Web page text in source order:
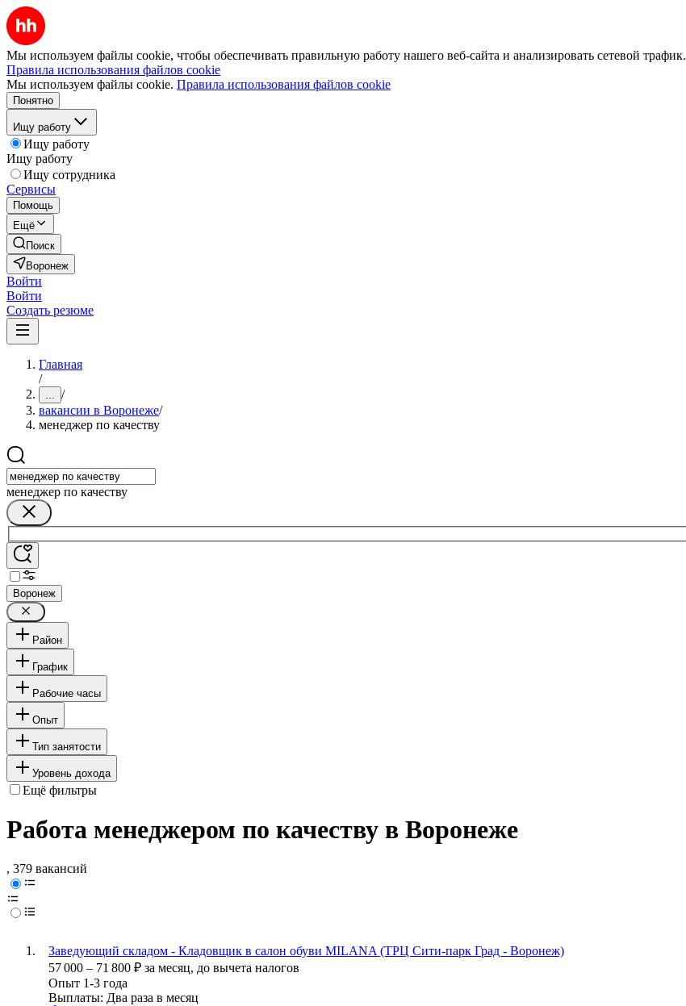
Мы используем файлы cookie, чтобы обеспечивать правильную работу нашего веб-сайта и анализировать сетевой трафик.
Правила использования файлов cookie
Мы используем файлы cookie. Правила использования файлов cookie
Понятно
Ищу работу
Ищу работу
Ищу работу
Ищу сотрудника
Сервисы
Помощь
Ещё
Поиск
Воронеж
Войти
Войти
Создать резюме
Главная
/
... /
вакансии в Воронеже/
менеджер по качеству
менеджер по качеству
Воронеж
Район
График
Рабочие часы
Опыт
Тип занятости
Уровень дохода
Ещё фильтры
Работа менеджером по качеству в Воронеже
, 379 вакансий
Заведующий складом - Кладовщик в салон обуви MILANA (ТРЦ Сити-парк Град - Воронеж)
57 000 – 71 800 ₽ за месяц, до вычета налогов
Опыт 1-3 года
Выплаты: Два раза в месяц